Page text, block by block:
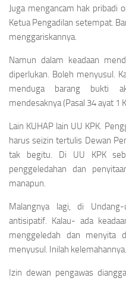
Juga mengancam hak pribadi
Ketua Pengadilan setempat.
menggariskannya.
Namun dalam keadaan
diperlukan. Boleh menyusul.
menduga barang bukti
mendesaknya (Pasal 34 ayat 1
Lain KUHAP lain UU KPK.
harus seizin tertulis Dewan
tak begitu. Di UU KPK
penggeledahan dan
manapun.
Malangnya lagi, di
antisipatif. Kalau- ada
menggeledah dan menyita
menyusul. Inilah kelemahannya.
Izin dewan pengawas